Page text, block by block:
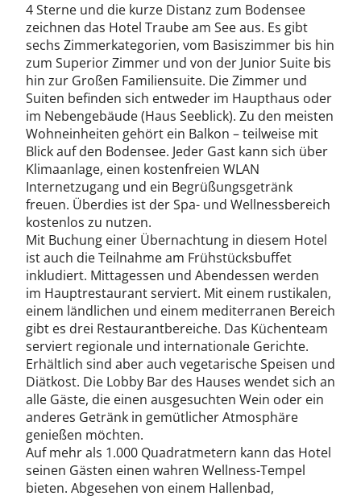
4 Sterne und die kurze Distanz zum Bodensee
zeichnen das Hotel Traube am See aus. Es gibt
sechs Zimmerkategorien, vom Basiszimmer bis hin
zum Superior Zimmer und von der Junior Suite bis
hin zur Großen Familiensuite. Die Zimmer und
Suiten befinden sich entweder im Haupthaus oder
im Nebengebäude (Haus Seeblick). Zu den meisten
Wohneinheiten gehört ein Balkon – teilweise mit
Blick auf den Bodensee. Jeder Gast kann sich über
Klimaanlage, einen kostenfreien WLAN
Internetzugang und ein Begrüßungsgetränk
freuen. Überdies ist der Spa- und Wellnessbereich
kostenlos zu nutzen.
Mit Buchung einer Übernachtung in diesem Hotel
ist auch die Teilnahme am Frühstücksbuffet
inkludiert. Mittagessen und Abendessen werden
im Hauptrestaurant serviert. Mit einem rustikalen,
einem ländlichen und einem mediterranen Bereich
gibt es drei Restaurantbereiche. Das Küchenteam
serviert regionale und internationale Gerichte.
Erhältlich sind aber auch vegetarische Speisen und
Diätkost. Die Lobby Bar des Hauses wendet sich an
alle Gäste, die einen ausgesuchten Wein oder ein
anderes Getränk in gemütlicher Atmosphäre
genießen möchten.
Auf mehr als 1.000 Quadratmetern kann das Hotel
seinen Gästen einen wahren Wellness-Tempel
bieten. Abgesehen von einem Hallenbad,